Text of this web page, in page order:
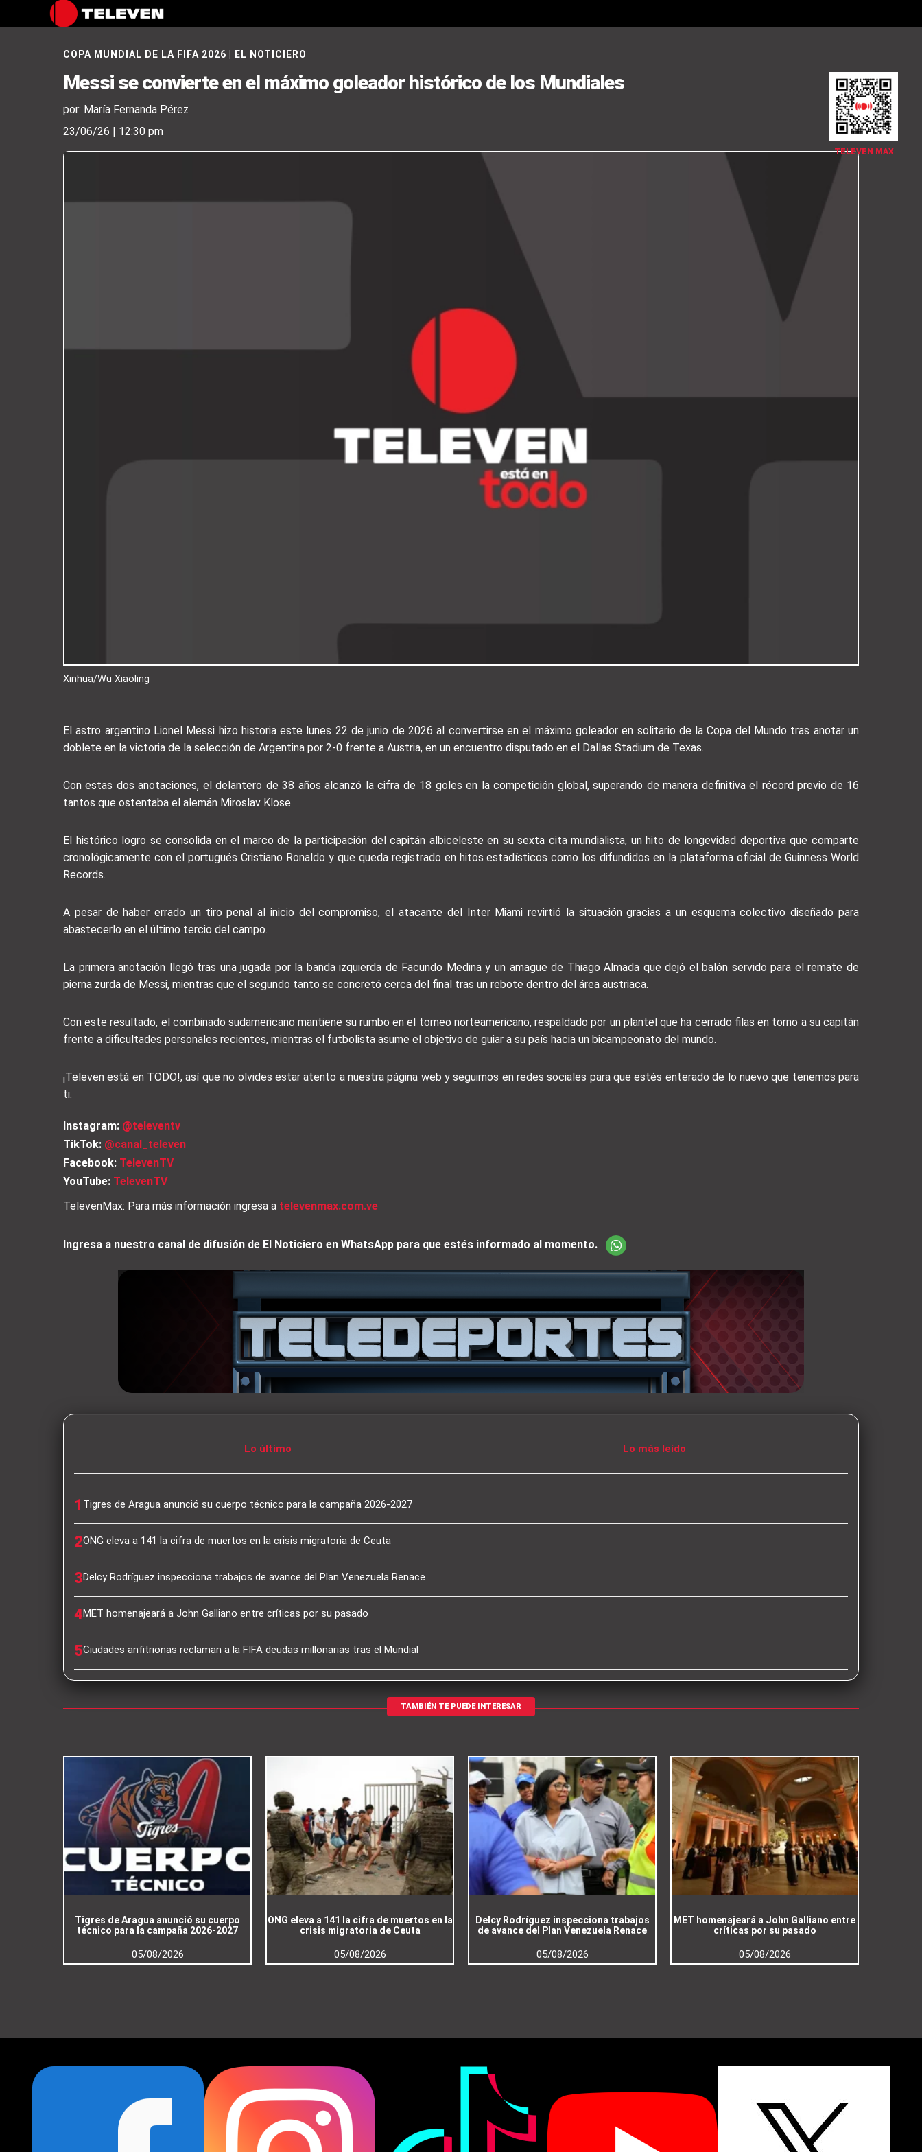
TELEVEN MAX
COPA MUNDIAL DE LA FIFA 2026 EL NOTICIERO
Messi se convierte en el máximo goleador histórico de los Mundiales
por: María Fernanda Pérez
23/06/26 | 12:30 pm
Xinhua/Wu Xiaoling
El astro argentino Lionel Messi hizo historia este lunes 22 de junio de 2026 al convertirse en el máximo goleador en solitario de la Copa del Mundo tras anotar un
doblete en la victoria de la selección de Argentina por 2-0 frente a Austria, en un encuentro disputado en el Dallas Stadium de Texas.
Con estas dos anotaciones, el delantero de 38 años alcanzó la cifra de 18 goles en la competición global, superando de manera definitiva el récord previo de 16
tantos que ostentaba el alemán Miroslav Klose.
El histórico logro se consolida en el marco de la participación del capitán albiceleste en su sexta cita mundialista, un hito de longevidad deportiva que comparte
cronológicamente con el portugués Cristiano Ronaldo y que queda registrado en hitos estadísticos como los difundidos en la plataforma oficial de Guinness World
Records.
A pesar de haber errado un tiro penal al inicio del compromiso, el atacante del Inter Miami revirtió la situación gracias a un esquema colectivo diseñado para
abastecerlo en el último tercio del campo.
La primera anotación llegó tras una jugada por la banda izquierda de Facundo Medina y un amague de Thiago Almada que dejó el balón servido para el remate de
pierna zurda de Messi, mientras que el segundo tanto se concretó cerca del final tras un rebote dentro del área austriaca.
Con este resultado, el combinado sudamericano mantiene su rumbo en el torneo norteamericano, respaldado por un plantel que ha cerrado filas en torno a su capitán
frente a dificultades personales recientes, mientras el futbolista asume el objetivo de guiar a su país hacia un bicampeonato del mundo.
¡Televen está en TODO!, así que no olvides estar atento a nuestra página web y seguirnos en redes sociales para que estés enterado de lo nuevo que tenemos para
ti:
Instagram: @televentv
TikTok: @canal_televen
Facebook: TelevenTV
YouTube: TelevenTV
TelevenMax: Para más información ingresa a televenmax.com.ve
Ingresa a nuestro canal de difusión de El Noticiero en WhatsApp para que estés informado al momento.
Lo último Lo más leído
1 Tigres de Aragua anunció su cuerpo técnico para la campaña 2026-2027
2ONG eleva a 141 la cifra de muertos en la crisis migratoria de Ceuta
3Delcy Rodríguez inspecciona trabajos de avance del Plan Venezuela Renace
4MET homenajeará a John Galliano entre críticas por su pasado
5Ciudades anfitrionas reclaman a la FIFA deudas millonarias tras el Mundial
TAMBIÉN TE PUEDE INTERESAR
Tigres de Aragua anunció su cuerpo
técnico para la campaña 2026-2027
05/08/2026
ONG eleva a 141 la cifra de muertos en la
crisis migratoria de Ceuta
05/08/2026
Delcy Rodríguez inspecciona trabajos
de avance del Plan Venezuela Renace
05/08/2026
MET homenajeará a John Galliano entre
críticas por su pasado
05/08/2026